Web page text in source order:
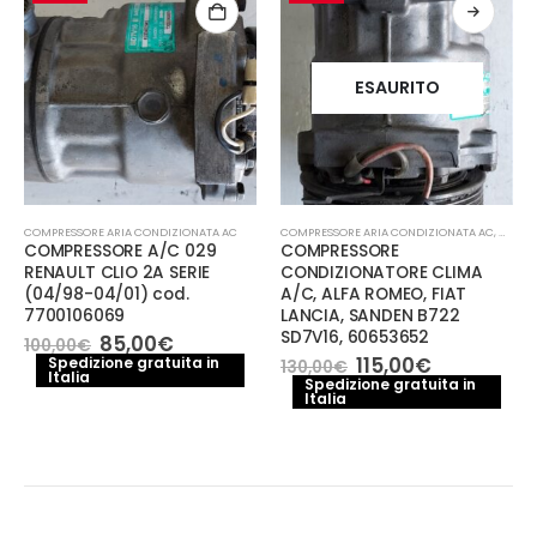
E PERFORMANCE
COMPRESSORE ARIA CONDIZIONATA AC
COMPRESSORE A/C 029
RENAULT CLIO 2A SERIE
(04/98-04/01) cod.
7700106069
100,00€ Il
prezzo
originale
85,00€Il
prezzo
attuale
Spedizione gratuita in
Italia
ESAURITO
COMPRESSORE ARIA CONDIZIONATA AC,
COMPRESSORE
CONDIZIONATORE CLIMA
A/C, ALFA ROMEO, FIAT
LANCIA, SANDEN B722
SD7V16, 60653652
130,00€ Il
prezzo
originale
115,00€Il
prezzo
attuale
Spedizione gratuita in
Italia